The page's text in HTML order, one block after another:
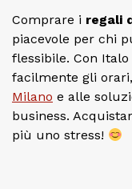
Comprare i regali
piacevole per chi
flessibile. Con
facilmente gli
Milano e alle
business.
più uno stress!